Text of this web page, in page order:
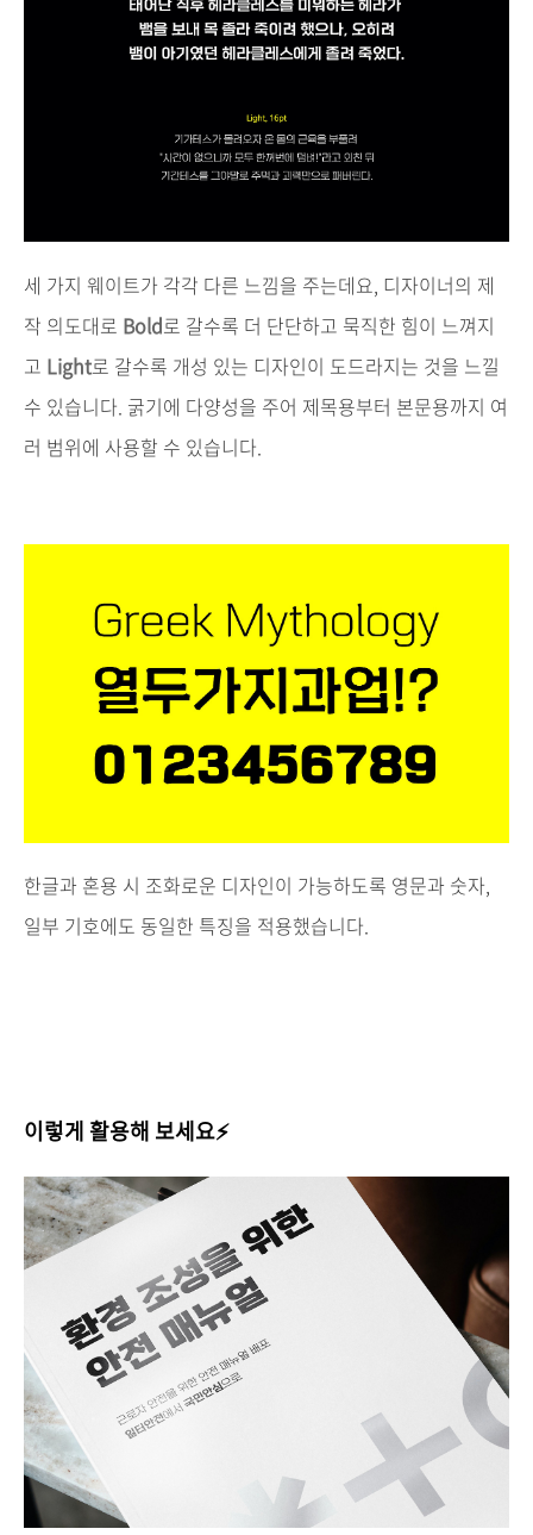
세 가지 웨이트가 각각 다른 느낌을 주는데요, 디자이너의 제
작 의도대로 Bold로 갈수록 더 단단하고 묵직한 힘이 느껴지
고 Light로 갈수록 개성 있는 디자인이 도드라지는 것을 느낄
수 있습니다. 굵기에 다양성을 주어 제목용부터 본문용까지 여
러 범위에 사용할 수 있습니다.
한글과 혼용 시 조화로운 디자인이 가능하도록 영문과 숫자,
일부 기호에도 동일한 특징을 적용했습니다.
이렇게 활용해 보세요⚡